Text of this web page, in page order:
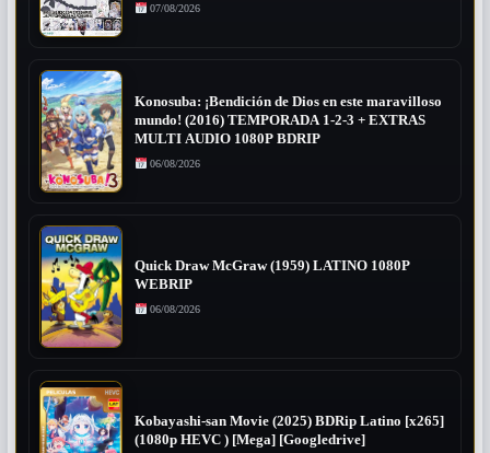
07/08/2026
Konosuba: ¡Bendición de Dios en este maravilloso
mundo! (2016) TEMPORADA 1-2-3 + EXTRAS
MULTI AUDIO 1080P BDRIP
06/08/2026
Quick Draw McGraw (1959) LATINO 1080P
WEBRIP
06/08/2026
Kobayashi-san Movie (2025) BDRip Latino [x265]
(1080p HEVC ) [Mega] [Googledrive]